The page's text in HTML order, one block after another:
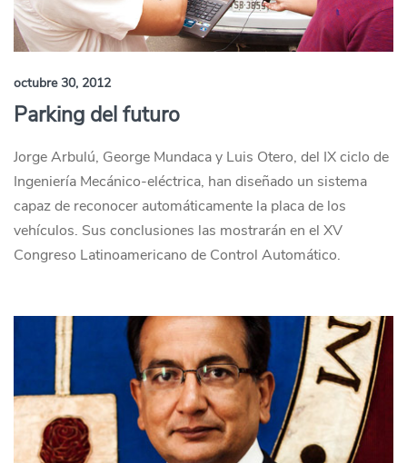
octubre 30, 2012
Parking del futuro
Jorge Arbulú, George Mundaca y Luis Otero, del IX ciclo de
Ingeniería Mecánico-eléctrica, han diseñado un sistema
capaz de reconocer automáticamente la placa de los
vehículos. Sus conclusiones las mostrarán en el XV
Congreso Latinoamericano de Control Automático.